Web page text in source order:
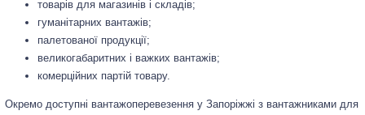
товарів для магазинів і складів;
гуманітарних вантажів;
палетованої продукції;
великогабаритних і важких вантажів;
комерційних партій товару.
Окремо доступні вантажоперевезення у Запоріжжі з вантажниками для